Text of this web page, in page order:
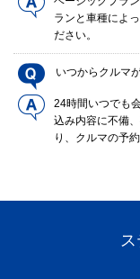
ランと車種によ
ださい。
いつからクルマ
24時間いつでも
込み内容に不備
り、クルマの予